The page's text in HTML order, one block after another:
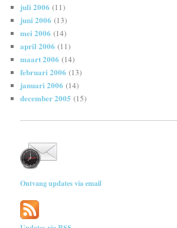
juli 2006 (11)
juni 2006 (13)
mei 2006 (14)
april 2006 (11)
maart 2006 (14)
februari 2006 (13)
januari 2006 (14)
december 2005 (15)
Ontvang updates via email